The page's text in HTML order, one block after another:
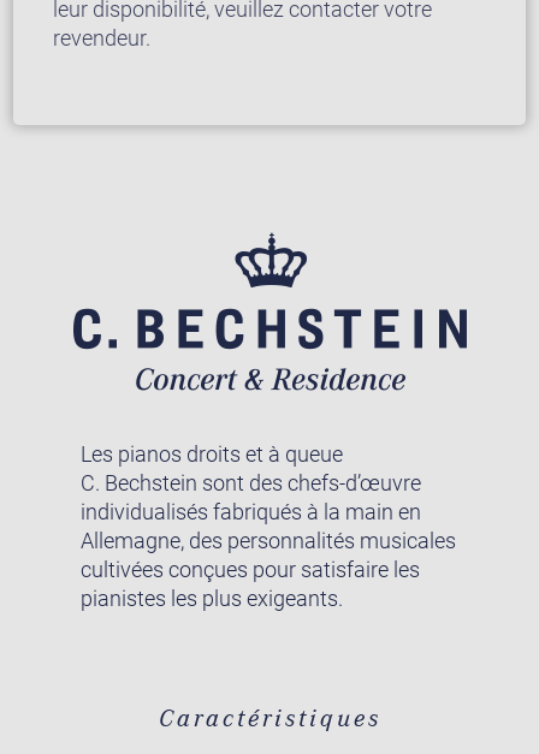
leur disponibilité, veuillez contacter votre
revendeur.
Les pianos droits et à queue
C. Bechstein sont des chefs-d’œuvre
individualisés fabriqués à la main en
Allemagne, des personnalités musicales
cultivées conçues pour satisfaire les
pianistes les plus exigeants.
Caractéristiques